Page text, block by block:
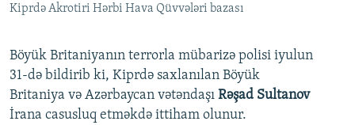
Kiprdə Akrotiri Hərbi Hava Qüvvələri bazası
Böyük Britaniyanın terrorla mübarizə polisi iyulun
31-də bildirib ki, Kiprdə saxlanılan Böyük
Britaniya və Azərbaycan vətəndaşı Rəşad Sultanov
İrana casusluq etməkdə ittiham olunur.